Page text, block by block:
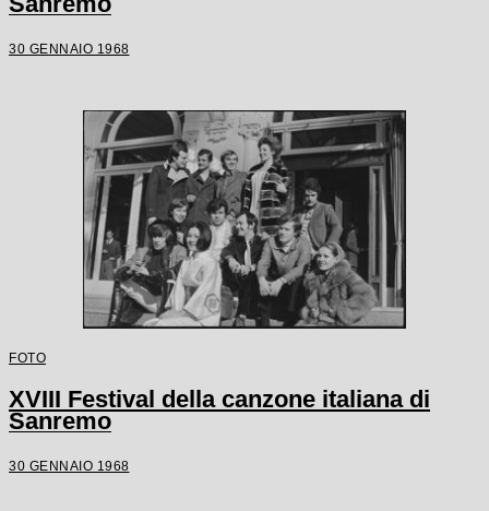
30 GENNAIO 1968
FOTO
XVIII Festival della canzone italiana di
Sanremo
30 GENNAIO 1968